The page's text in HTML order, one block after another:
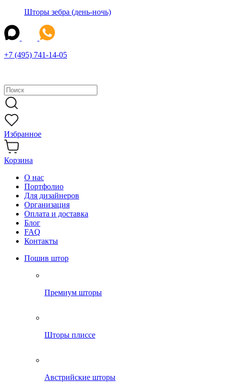
Шторы зебра (день-ночь)
+7 (495) 741-14-05
Избранное
Корзина
О нас
Портфолио
Для дизайнеров
Организация
Оплата и доставка
Блог
FAQ
Контакты
Пошив штор
Премиум шторы
Шторы плиссе
Австрийские шторы